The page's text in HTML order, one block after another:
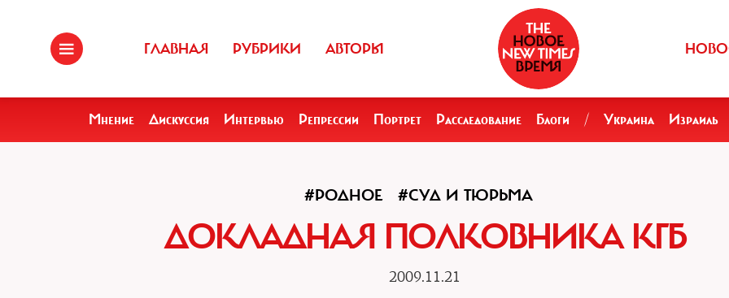
ГЛАВНАЯ РУБРИКИ АВТОРЫ
Мнение Дискуссия Интервью Репрессии Портрет Расследование Блоги / Украина Израиль
#РОДНОЕ #СУД И ТЮРЬМА
ДОКЛАДНАЯ ПОЛКОВНИКА КГБ
2009.11.21